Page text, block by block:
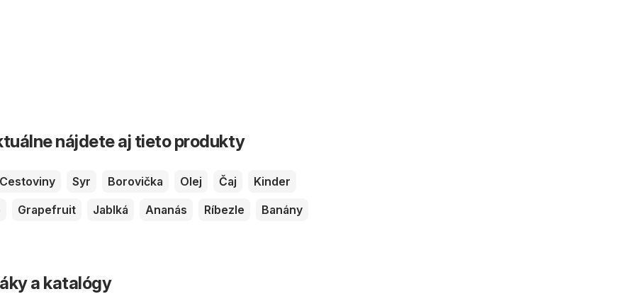
nájdete aj tieto produkty
Cestoviny Syr Borovička Olej Čaj
Kinder
Grapefruit Jablká Ananás Ríbezle
Banány
a katalógy